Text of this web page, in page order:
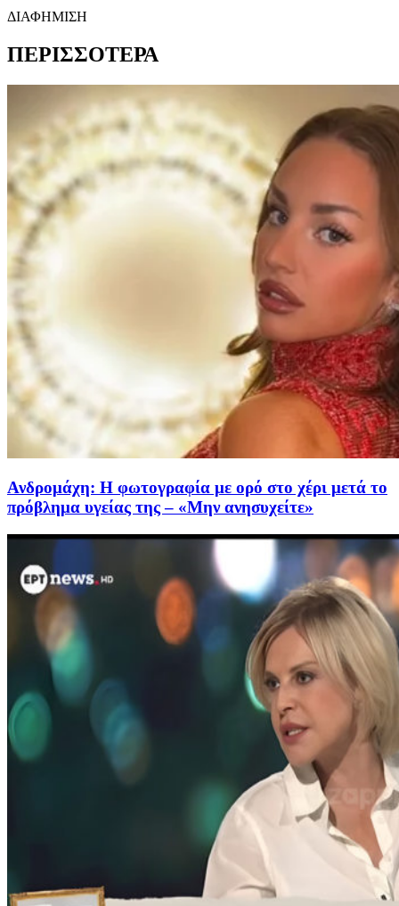
ΔΙΑΦΗΜΙΣΗ
ΠΕΡΙΣΣΟΤΕΡΑ
Ανδρομάχη: Η φωτογραφία με ορό στο χέρι μετά το
πρόβλημα υγείας της – «Μην ανησυχείτε»